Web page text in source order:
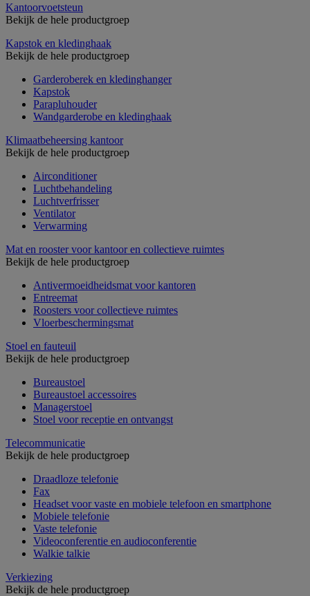
Kantoorvoetsteun
Bekijk de hele productgroep
Kapstok en kledinghaak
Bekijk de hele productgroep
Garderoberek en kledinghanger
Kapstok
Parapluhouder
Wandgarderobe en kledinghaak
Klimaatbeheersing kantoor
Bekijk de hele productgroep
Airconditioner
Luchtbehandeling
Luchtverfrisser
Ventilator
Verwarming
Mat en rooster voor kantoor en collectieve ruimtes
Bekijk de hele productgroep
Antivermoeidheidsmat voor kantoren
Entreemat
Roosters voor collectieve ruimtes
Vloerbeschermingsmat
Stoel en fauteuil
Bekijk de hele productgroep
Bureaustoel
Bureaustoel accessoires
Managerstoel
Stoel voor receptie en ontvangst
Telecommunicatie
Bekijk de hele productgroep
Draadloze telefonie
Fax
Headset voor vaste en mobiele telefoon en smartphone
Mobiele telefonie
Vaste telefonie
Videoconferentie en audioconferentie
Walkie talkie
Verkiezing
Bekijk de hele productgroep